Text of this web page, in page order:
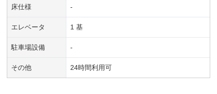
床仕様 -
エレベータ 1 基
駐車場設備 -
その他 24時間利用可